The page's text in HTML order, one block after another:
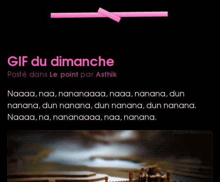
GIF du dimanche
Posté dans Le point parAsthik
Naaaa, naa, nananaaaa, naaa, nanana, dun
nanana, dun nanana, dun nanana, dun nanana.
Naaaa, na, nananaaaa, naa, nanana.